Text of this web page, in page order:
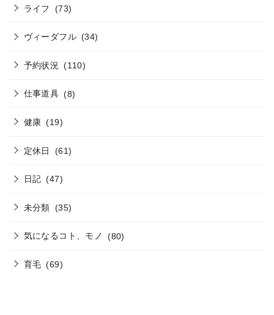
ライフ (73)
ヴィーダフル (34)
予約状況 (110)
仕事道具 (8)
健康 (19)
定休日 (61)
日記 (47)
未分類 (35)
気になるコト、モノ (80)
育毛 (69)